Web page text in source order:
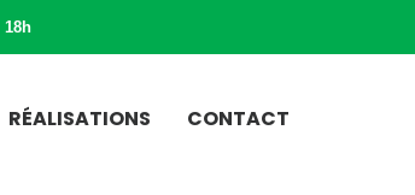
18h
RÉALISATIONS CONTACT